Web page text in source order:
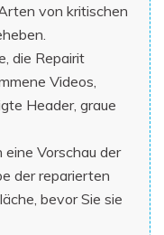
von kritischen
die Repairit
Videos,
Header, graue
Vorschau der
der reparierten
bevor Sie sie